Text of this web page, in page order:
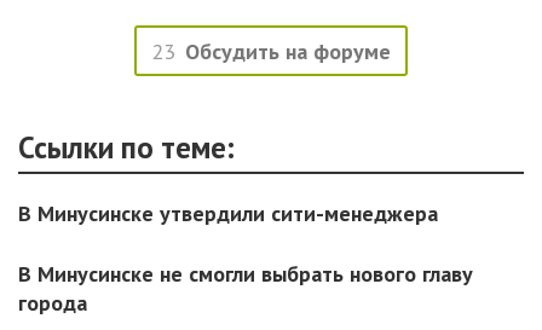
23 Обсудить на форуме
Ссылки по теме:
В Минусинске утвердили сити-менеджера
В Минусинске не смогли выбрать нового главу
города